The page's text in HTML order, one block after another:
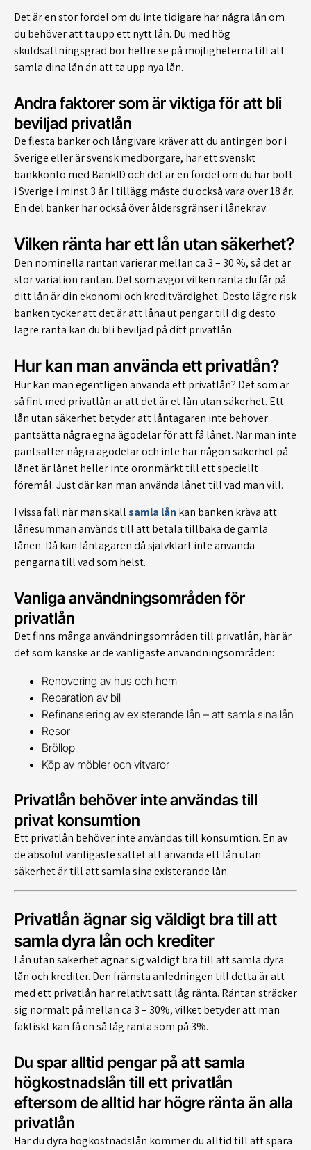
Det är en stor fördel om du inte tidigare har några lån om
du behöver att ta upp ett nytt lån. Du med hög
skuldsättningsgrad bör hellre se på möjligheterna till att
samla dina lån än att ta upp nya lån.
Andra faktorer som är viktiga för att bli
beviljad privatlån
De flesta banker och långivare kräver att du antingen bor i
Sverige eller är svensk medborgare, har ett svenskt
bankkonto med BankID och det är en fördel om du har bott
i Sverige i minst 3 år. I tillägg måste du också vara över 18 år.
En del banker har också över åldersgränser i lånekrav.
Vilken ränta har ett lån utan säkerhet?
Den nominella räntan varierar mellan ca 3 – 30 %, så det är
stor variation räntan. Det som avgör vilken ränta du får på
ditt lån är din ekonomi och kreditvärdighet. Desto lägre risk
banken tycker att det är att låna ut pengar till dig desto
lägre ränta kan du bli beviljad på ditt privatlån.
Hur kan man använda ett privatlån?
Hur kan man egentligen använda ett privatlån? Det som är
så fint med privatlån är att det är et lån utan säkerhet. Ett
lån utan säkerhet betyder att låntagaren inte behöver
pantsätta några egna ägodelar för att få lånet. När man inte
pantsätter några ägodelar och inte har någon säkerhet på
lånet är lånet heller inte öronmärkt till ett speciellt
föremål. Just där kan man använda lånet till vad man vill.
I vissa fall när man skallsamla lån kan banken kräva att
lånesumman används till att betala tillbaka de gamla
lånen. Då kan låntagaren då självklart inte använda
pengarna till vad som helst.
Vanliga användningsområden för
privatlån
Det finns många användningsområden till privatlån, här är
det som kanske är de vanligaste användningsområden:
Renovering av hus och hem
Reparation av bil
Refinansiering av existerande lån – att samla sina lån
Resor
Bröllop
Köp av möbler och vitvaror
Privatlån behöver inte användas till
privat konsumtion
Ett privatlån behöver inte användas till konsumtion. En av
de absolut vanligaste sättet att använda ett lån utan
säkerhet är till att samla sina existerande lån.
Privatlån ägnar sig väldigt bra till att
samla dyra lån och krediter
Lån utan säkerhet ägnar sig väldigt bra till att samla dyra
lån och krediter. Den främsta anledningen till detta är att
med ett privatlån har relativt sätt låg ränta. Räntan sträcker
sig normalt på mellan ca 3 – 30%, vilket betyder att man
faktiskt kan få en så låg ränta som på 3%.
Du spar alltid pengar på att samla
högkostnadslån till ett privatlån
eftersom de alltid har högre ränta än alla
privatlån
Har du dyra högkostnadslån kommer du alltid till att spara